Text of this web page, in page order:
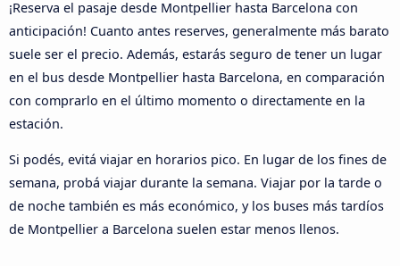
¡Reserva el pasaje desde Montpellier hasta Barcelona con
anticipación! Cuanto antes reserves, generalmente más barato
suele ser el precio. Además, estarás seguro de tener un lugar
en el bus desde Montpellier hasta Barcelona, en comparación
con comprarlo en el último momento o directamente en la
estación.
Si podés, evitá viajar en horarios pico. En lugar de los fines de
semana, probá viajar durante la semana. Viajar por la tarde o
de noche también es más económico, y los buses más tardíos
de Montpellier a Barcelona suelen estar menos llenos.